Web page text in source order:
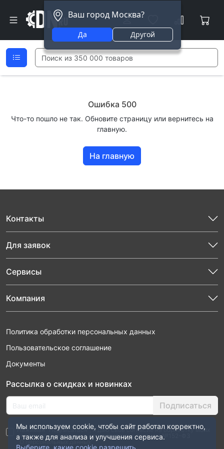
Ваш город Москва?
Да Другой
Ошибка 500
Что-то пошло не так. Обновите страницу или вернитесь на
главную.
На главную
Контакты
Для заявок
Сервисы
Компания
Политика обработки персональных данных
Пользовательское соглашение
Документы
Рассылка о скидках и новинках
Подписаться
Нажимая “Подписаться”, я даю свое согласие на обработку моих
персональных данных в соответствии с законом №152-ФЗ
“О персональных данных”
Мы используем cookie, чтобы сайт работал корректно,
а также для анализа и улучшения сервиса.
Выберите, какие cookie разрешить